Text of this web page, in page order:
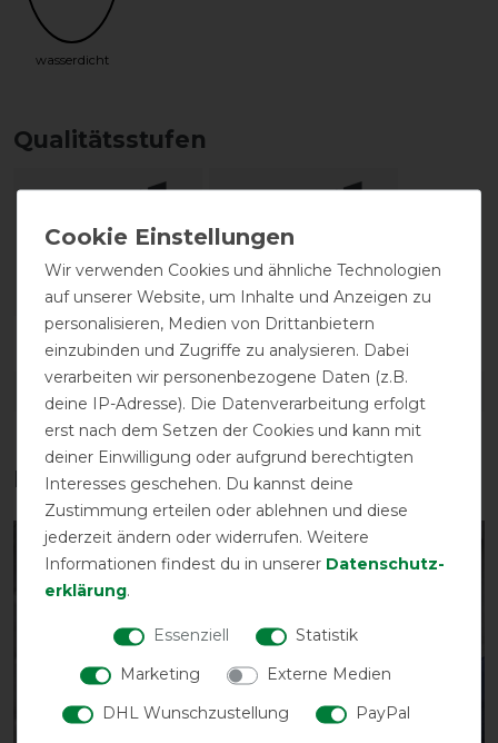
wasserdicht
Qualitätsstufen
Reißfestigkeit Wasserdichtigkeit
DETAILS ZUR PRODUKTSICHERHEIT
Das perfekte Zubehör für dich
-10% -15%
Wir verwenden Cookies und ähnliche Technologien
auf unserer Website, um Inhalte und Anzeigen zu
personalisieren, Medien von Drittanbietern
einzubinden und Zugriffe zu analysieren. Dabei
verarbeiten wir personenbezogene Daten (z.B.
deine IP-Adresse). Die Datenverarbeitung erfolgt
erst nach dem Setzen der Cookies und kann mit
deiner Einwilligung oder aufgrund berechtigten
Interesses geschehen. Du kannst deine
Zustimmung erteilen oder ablehnen und diese
jederzeit ändern oder widerrufen. Weitere
Informationen findest du in unserer Daten­schutz­
erklärung.
Essenziell
Statistik
Marketing
Externe Medien
DHL Wunschzustellung
PayPal